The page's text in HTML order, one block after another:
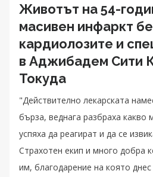
Животът на 54-
масивен инфаркт
кардиолозите и
в Аджибадем Сити
Токуда
"Действително лекарската
бърза, веднага разбраха какво
успяха да реагират и да се
Страхотен екип и много добра
им, благодарение на която